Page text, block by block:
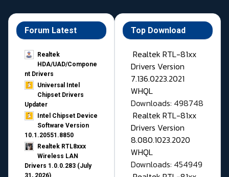
Forum Latest
Realtek
HDA/UAD/Compone
nt Drivers
Universal Intel
Chipset Drivers
Updater​
Intel Chipset Device
Software Version
10.1.20551.8850
Realtek RTL8xxx
Wireless LAN
Drivers 1.0.0.283 (July
Top Download
Realtek RTL-81xx
Drivers Version
7.136.0223.2021
WHQL
Downloads: 498748
Realtek RTL-81xx
Drivers Version
8.080.1023.2020
WHQL
Downloads: 454949